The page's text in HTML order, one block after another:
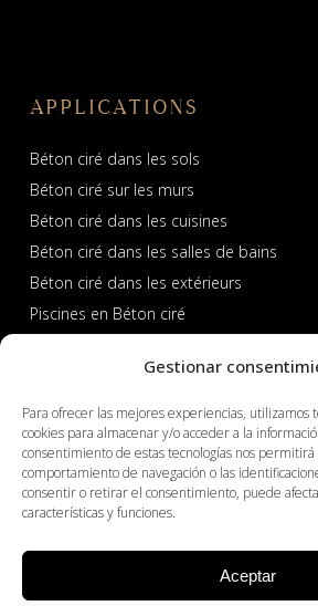
Gestionar
Para ofrecer las mejores experiencias, utilizamos
cookies para almacenar y/o acceder a la
consentimiento de estas tecnologías nos permitirá
comportamiento de navegación o las
consentir o retirar el consentimiento, puede
características y funciones.
Aceptar
APPLICATIONS
Béton ciré dans les sols
Béton ciré sur les murs
Béton ciré dans les cuisines
Béton ciré dans les salles de bains
Béton ciré dans les extérieurs
Piscines en Béton ciré
PROFESSIONNEL
À propos de Cemher